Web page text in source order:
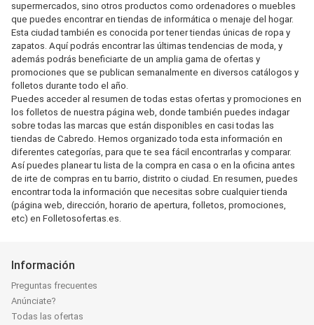
supermercados, sino otros productos como ordenadores o muebles
que puedes encontrar en tiendas de informática o menaje del hogar.
Esta ciudad también es conocida por tener tiendas únicas de ropa y
zapatos. Aquí podrás encontrar las últimas tendencias de moda, y
además podrás beneficiarte de un amplia gama de ofertas y
promociones que se publican semanalmente en diversos catálogos y
folletos durante todo el año.
Puedes acceder al resumen de todas estas ofertas y promociones en
los folletos de nuestra página web, donde también puedes indagar
sobre todas las marcas que están disponibles en casi todas las
tiendas de Cabredo. Hemos organizado toda esta información en
diferentes categorías, para que te sea fácil encontrarlas y comparar.
Así puedes planear tu lista de la compra en casa o en la oficina antes
de irte de compras en tu barrio, distrito o ciudad. En resumen, puedes
encontrar toda la información que necesitas sobre cualquier tienda
(página web, dirección, horario de apertura, folletos, promociones,
etc) en Folletosofertas.es.
Información
Preguntas frecuentes
Anúnciate?
Todas las ofertas